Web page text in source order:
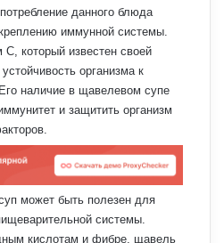
данного блюда
иммунной системы.
который известен своей
организма к
наличие в щавелевом супе
и защитить организм
может быть полезен для
системы.
кислотам и фибре, щавель